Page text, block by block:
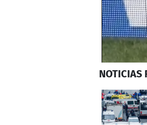
seconds
28
seconds
0%
NOTICIAS